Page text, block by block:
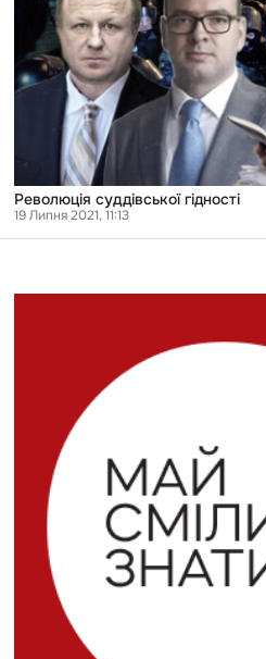
Революція суддівської гідності
19 Липня 2021, 11:13